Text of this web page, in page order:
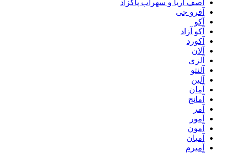
آصف آریا و سهراب پاکزاد
آفرو جی
آکو
آکو آزاد
آکورد
آلان
آلزی
آلنتو
آلین
آمان
آمانج
آمر
آمور
آمون
آمیان
آمیرم